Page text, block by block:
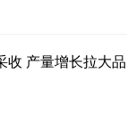
收 产量增长拉大品